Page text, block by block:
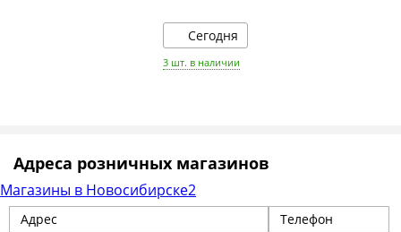
Сегодня
3 шт. в наличии
Адреса розничных магазинов
Магазины в Новосибирске2
Адрес
Телефон